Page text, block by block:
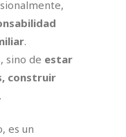
.
sino de estar
construir
.
es un